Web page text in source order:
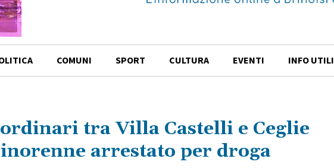
COMUNI SPORT CULTURA EVENTI INFO UTILI
tra Villa Castelli e Ceglie
arrestato per droga